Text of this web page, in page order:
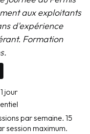
aux exploitants
d'expérience
Formation
jour
par semaine. 15
session maximum.